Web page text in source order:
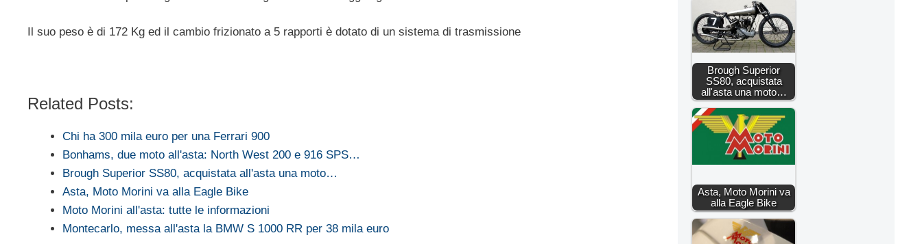
Il suo peso è di 172 Kg ed il cambio frizionato a 5 rapporti è dotato di un sistema di trasmissione
Related Posts:
Chi ha 300 mila euro per una Ferrari 900
Bonhams, due moto all'asta: North West 200 e 916 SPS…
Brough Superior SS80, acquistata all'asta una moto…
Asta, Moto Morini va alla Eagle Bike
Moto Morini all'asta: tutte le informazioni
Montecarlo, messa all'asta la BMW S 1000 RR per 38 mila euro
Brough Superior
SS80, acquistata
all'asta una moto…
Asta, Moto Morini va
alla Eagle Bike